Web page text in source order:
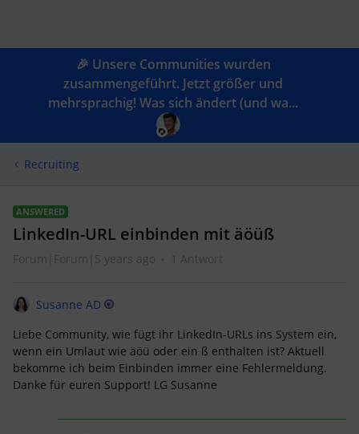
🎉 Unsere Communities wurden
zusammengeführt. Jetzt größer und
mehrsprachig! Was sich ändert (und wa...
Recruiting
ANSWERED
LinkedIn-URL einbinden mit äöüß
Forum|Forum|5 years ago 1 Antwort
Susanne AD
Liebe Community, wie fügt ihr LinkedIn-URLs ins System ein,
wenn ein Umlaut wie äöü oder ein ß enthalten ist? Aktuell
bekomme ich beim Einbinden immer eine Fehlermeldung.
Danke für euren Support! LG Susanne